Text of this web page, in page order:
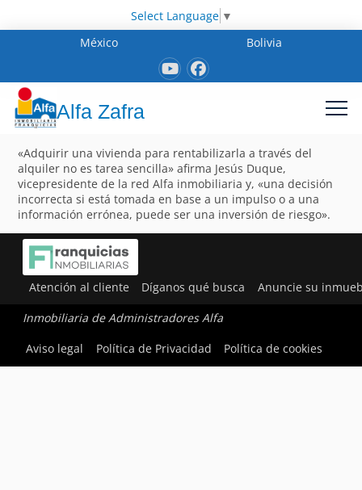
Select Language ▼
México
Bolivia
Alfa Zafra
«Adquirir una vivienda para rentabilizarla a través del
alquiler no es tarea sencilla» afirma Jesús Duque,
vicepresidente de la red Alfa inmobiliaria y, «una decisión
incorrecta si está tomada en base a un impulso o a una
información errónea, puede ser una inversión de riesgo».
Atención al cliente Díganos qué busca Anuncie su
Inmobiliaria de Administradores Alfa
Aviso legal
Política de Privacidad Política de cookies